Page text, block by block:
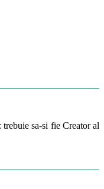
sa-si fie Creator al